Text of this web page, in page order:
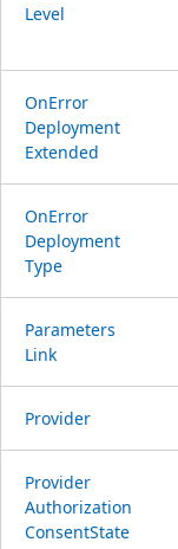
Level
OnError
Deployment
Extended
OnError
Deployment
Type
Parameters
Link
Provider
Provider
Authorization
ConsentState